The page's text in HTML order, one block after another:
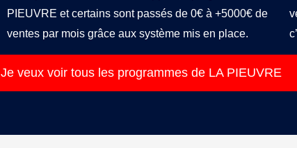
PIEUVRE et certains sont passés de 0€ à +5000€ de
ventes par mois grâce aux système mis en place.
Je veux voir tous les programmes de LA PIEUVRE